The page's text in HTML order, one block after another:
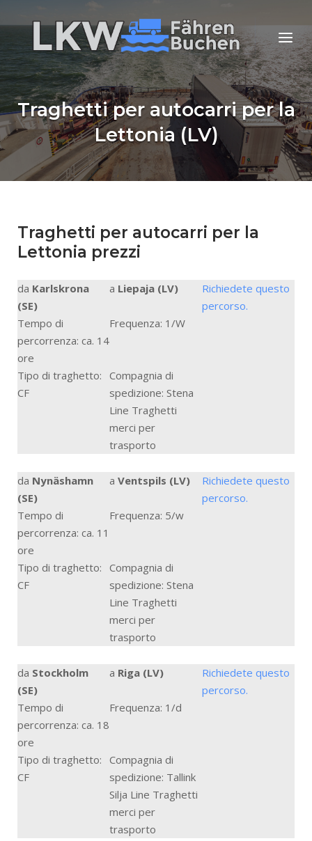
to
content
Home
Menu
Traghetti per autocarri per la
Lettonia (LV)
Traghetti per autocarri per la
Lettonia prezzi
da Karlskrona
(SE)
a Liepaja (LV)
Richiedete questo
percorso.
Tempo di
percorrenza: ca. 14
ore
Frequenza: 1/W
Tipo di traghetto:
CF
Compagnia di
spedizione: Stena
Line Traghetti
merci per
trasporto
da Nynäshamn
(SE)
a Ventspils (LV)
Richiedete questo
percorso.
Tempo di
percorrenza: ca. 11
ore
Frequenza: 5/w
Tipo di traghetto:
CF
Compagnia di
spedizione: Stena
Line Traghetti
merci per
trasporto
da Stockholm
(SE)
a Riga (LV)
Richiedete questo
percorso.
Tempo di
percorrenza: ca. 18
ore
Frequenza: 1/d
Tipo di traghetto:
CF
Compagnia di
spedizione: Tallink
Silja Line Traghetti
merci per
trasporto